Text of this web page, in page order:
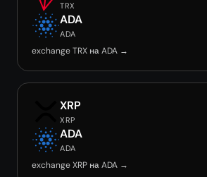
TRX
ADA
ADA
exchange TRX на ADA →
XRP
XRP
ADA
ADA
exchange XRP на ADA →